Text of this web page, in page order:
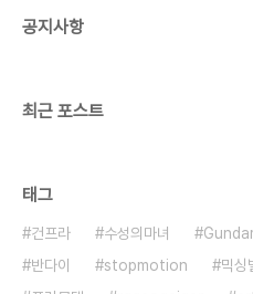
공지사항
최근 포스트
태그
건프라 수성의마녀
반다이
stopmotion 믹싱